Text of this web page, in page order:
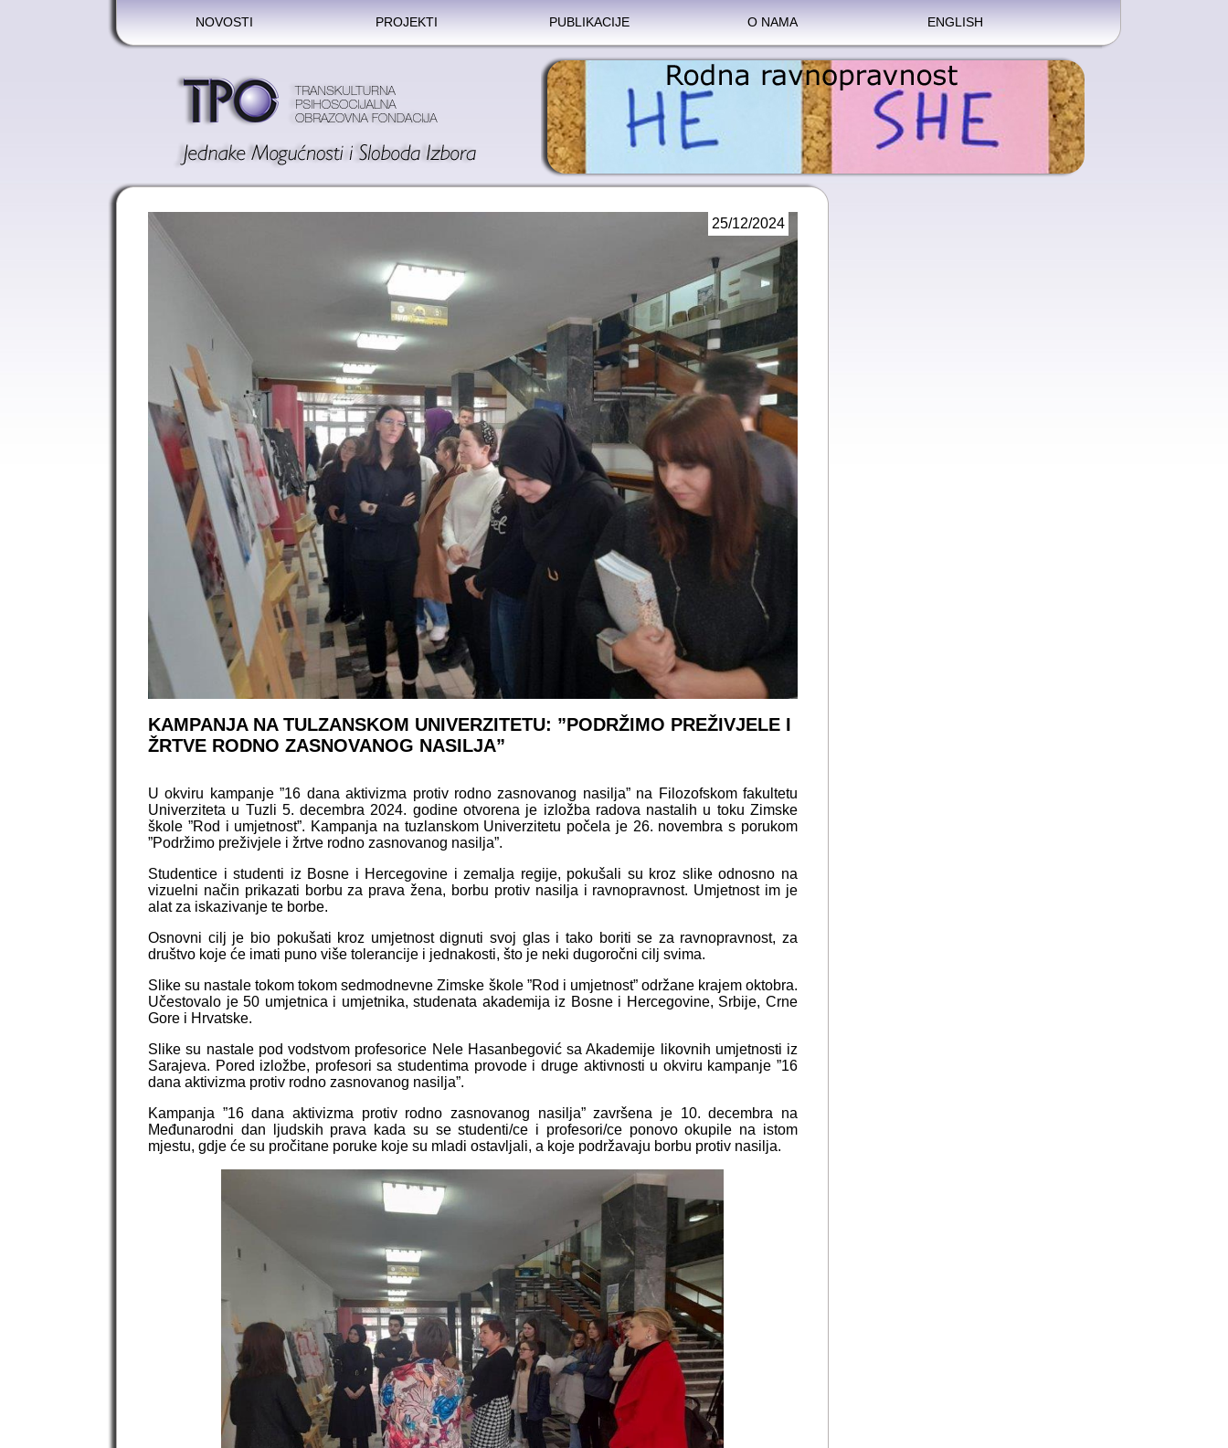
NOVOSTI PROJEKTI PUBLIKACIJE O NAMA ENGLISH
25/12/2024
KAMPANJA NA TULZANSKOM UNIVERZITETU: ”PODRŽIMO PREŽIVJELE I
ŽRTVE RODNO ZASNOVANOG NASILJA”
U okviru kampanje ”16 dana aktivizma protiv rodno zasnovanog nasilja” na Filozofskom fakultetu
Univerziteta u Tuzli 5. decembra 2024. godine otvorena je izložba radova nastalih u toku Zimske
škole ”Rod i umjetnost”. Kampanja na tuzlanskom Univerzitetu počela je 26. novembra s porukom
”Podržimo preživjele i žrtve rodno zasnovanog nasilja”.
Studentice i studenti iz Bosne i Hercegovine i zemalja regije, pokušali su kroz slike odnosno na
vizuelni način prikazati borbu za prava žena, borbu protiv nasilja i ravnopravnost. Umjetnost im je
alat za iskazivanje te borbe.
Osnovni cilj je bio pokušati kroz umjetnost dignuti svoj glas i tako boriti se za ravnopravnost, za
društvo koje će imati puno više tolerancije i jednakosti, što je neki dugoročni cilj svima.
Slike su nastale tokom tokom sedmodnevne Zimske škole ”Rod i umjetnost” održane krajem oktobra.
Učestovalo je 50 umjetnica i umjetnika, studenata akademija iz Bosne i Hercegovine, Srbije, Crne
Gore i Hrvatske.
Slike su nastale pod vodstvom profesorice Nele Hasanbegović sa Akademije likovnih umjetnosti iz
Sarajeva. Pored izložbe, profesori sa studentima provode i druge aktivnosti u okviru kampanje ”16
dana aktivizma protiv rodno zasnovanog nasilja”.
Kampanja ”16 dana aktivizma protiv rodno zasnovanog nasilja” završena je 10. decembra na
Međunarodni dan ljudskih prava kada su se studenti/ce i profesori/ce ponovo okupile na istom
mjestu, gdje će su pročitane poruke koje su mladi ostavljali, a koje podržavaju borbu protiv nasilja.